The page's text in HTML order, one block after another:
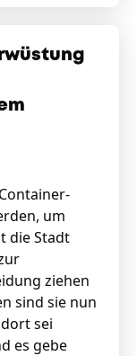
um
die Stadt
ziehen
sind sie nun
sei
es gebe